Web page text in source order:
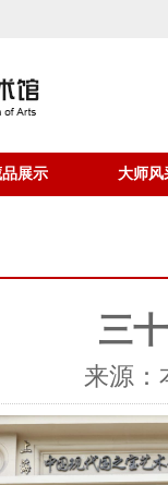
展示 大师风
三
来源：